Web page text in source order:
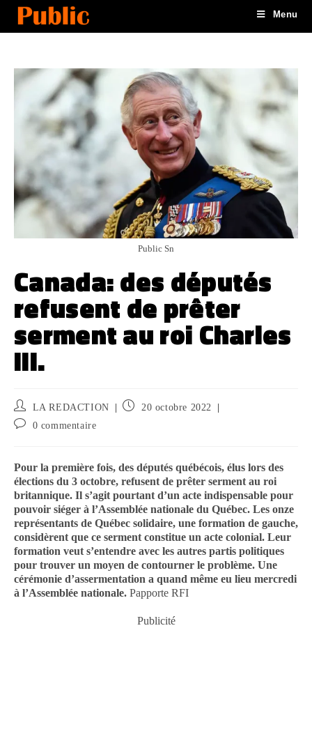
Menu
Public Sn
Canada: des députés
refusent de prêter
serment au roi Charles
III.
LA REDACTION
20 octobre 2022
0 commentaire
Pour la première fois, des députés québécois, élus lors des
élections du 3 octobre, refusent de prêter serment au roi
britannique. Il s’agit pourtant d’un acte indispensable pour
pouvoir siéger à l’Assemblée nationale du Québec. Les onze
représentants de Québec solidaire, une formation de gauche,
considèrent que ce serment constitue un acte colonial. Leur
formation veut s’entendre avec les autres partis politiques
pour trouver un moyen de contourner le problème. Une
cérémonie d’assermentation a quand même eu lieu mercredi
à l’Assemblée nationale. Papporte RFI
Publicité